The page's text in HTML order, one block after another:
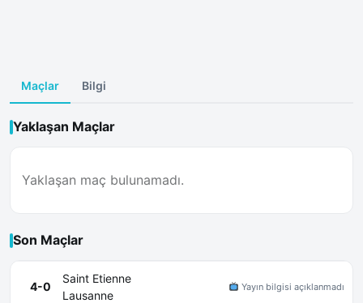
Maçlar Bilgi
Yaklaşan Maçlar
Yaklaşan maç bulunamadı.
Son Maçlar
4-0
Saint Etienne
Lausanne
Yayın bilgisi açıklanmadı